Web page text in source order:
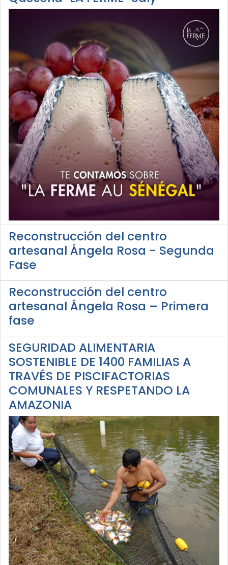
Reconstrucción del centro
artesanal Ángela Rosa - Segunda
Fase
Reconstrucción del centro
artesanal Ángela Rosa – Primera
fase
SEGURIDAD ALIMENTARIA
SOSTENIBLE DE 1400 FAMILIAS A
TRAVÉS DE PISCIFACTORIAS
COMUNALES Y RESPETANDO LA
AMAZONIA